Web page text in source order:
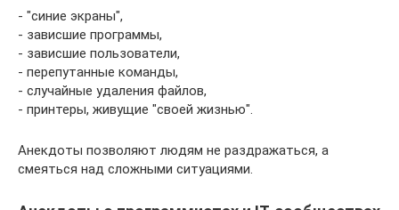
- "синие экраны",
- зависшие программы,
- зависшие пользователи,
- перепутанные команды,
- случайные удаления файлов,
- принтеры, живущие "своей жизнью".
Анекдоты позволяют людям не раздражаться, а
смеяться над сложными ситуациями.